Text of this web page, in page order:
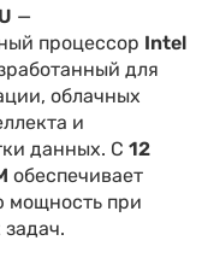
—
процессор Intel
для
облачных
и
данных. С 12
обеспечивает
мощность при